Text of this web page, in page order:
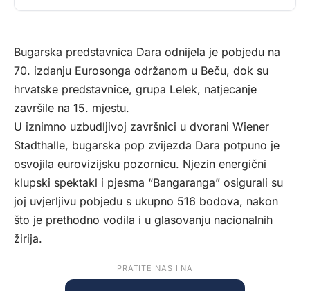
Bugarska predstavnica Dara odnijela je pobjedu na
70. izdanju Eurosonga održanom u Beču, dok su
hrvatske predstavnice, grupa Lelek, natjecanje
završile na 15. mjestu.
U iznimno uzbudljivoj završnici u dvorani Wiener
Stadthalle, bugarska pop zvijezda Dara potpuno je
osvojila eurovizijsku pozornicu. Njezin energični
klupski spektakl i pjesma “Bangaranga” osigurali su
joj uvjerljivu pobjedu s ukupno 516 bodova, nakon
što je prethodno vodila i u glasovanju nacionalnih
žirija.
PRATITE NAS I NA